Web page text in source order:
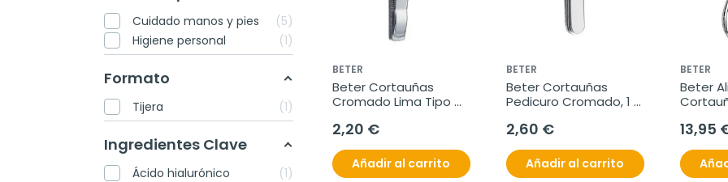
Cuidado manos y pies
5
Higiene personal
1
Formato
Tijera 1
Ingredientes Clave
Ácido hialurónico
1
BETER
Beter Cortauñas
Cromado Lima Tipo
unidad
2,20 €
Añadir al carrito
BETER
Beter Cortauñas
Pedicuro Cromado, 1
2,60 €
Añadir al carrito
BETER
Beter
unidad
13,95